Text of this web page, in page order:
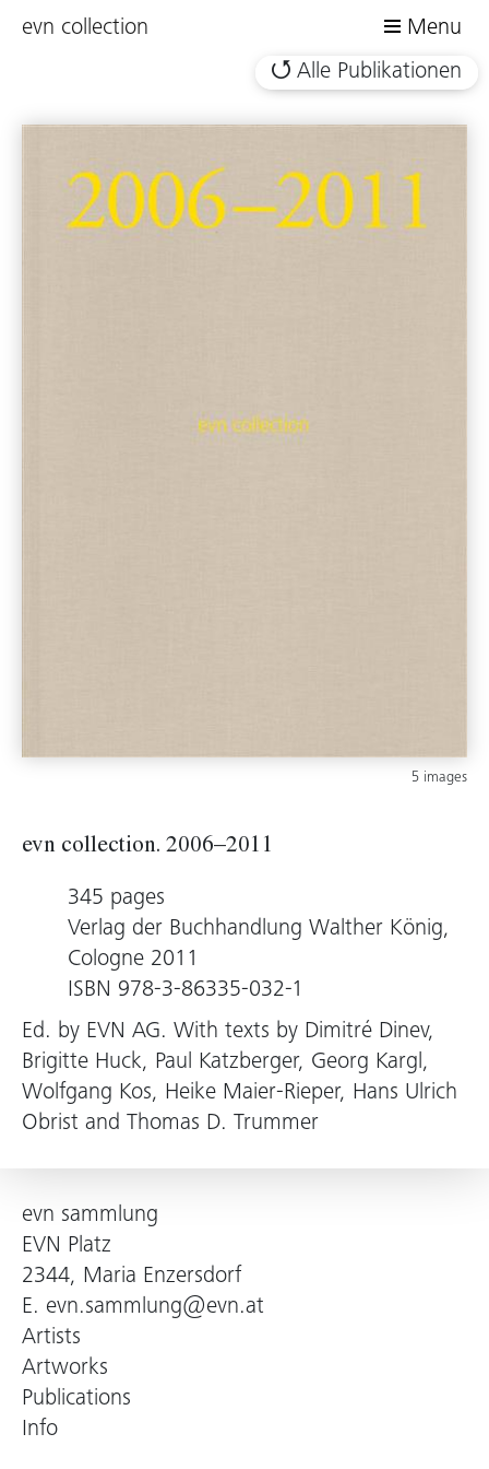
evn collection
Menu
Alle Publikationen
5 images
evn collection. 2006–2011
345 pages
Verlag der Buchhandlung Walther König,
Cologne 2011
ISBN 978-3-86335-032-1
Ed. by EVN AG. With texts by Dimitré Dinev,
Brigitte Huck, Paul Katzberger, Georg Kargl,
Wolfgang Kos, Heike Maier-Rieper, Hans Ulrich
Obrist and Thomas D. Trummer
evn sammlung
EVN Platz
2344, Maria Enzersdorf
E. evn.sammlung@evn.at
Artists
Artworks
Publications
Info